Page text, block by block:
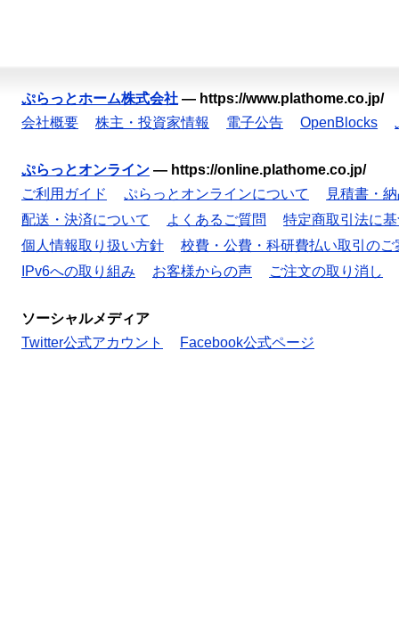
ぷらっとホーム株式会社 — https://www.plathome.co.jp/
会社概要
株主・投資家情報 電子公告 OpenBlocks
ぷらっとオンライン — https://online.plathome.co.jp/
ご利用ガイド
ぷらっとオンラインについて
見積書・
配送・決済について
よくあるご質問
特定商取引法に
個人情報取り扱い方針
校費・公費・科研費払い取引のご
IPv6への取り組み
お客様からの声 ご注文の取り消し
ソーシャルメディア
Twitter公式アカウント
Facebook公式ページ